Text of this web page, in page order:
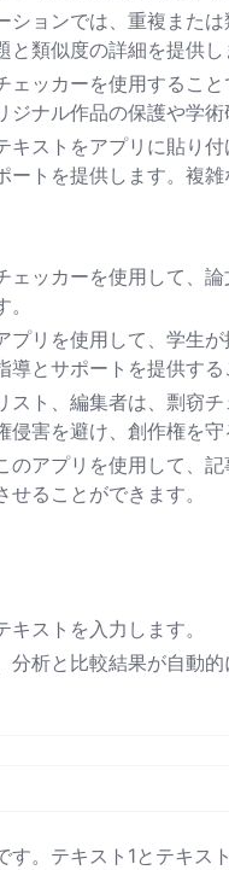
ションでは、重複また
類似度の詳細を提供し
ェッカーを使用するこ
ナル作品の保護や学術
ストをアプリに貼り
トを提供します。複雑
ェッカーを使用して、
プリを使用して、学生
とサポートを提供する
スト、編集者は、剽窃
害を避け、創作権を守
アプリを使用して、
ることができます。
ストを入力します。
分析と比較結果が自動
。テキスト1とテキ